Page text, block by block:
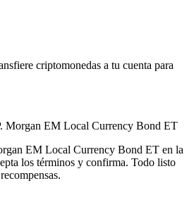
criptomonedas a tu cuenta para
Morgan EM Local Currency Bond ET
EM Local Currency Bond ET en la
los términos y confirma. Todo listo